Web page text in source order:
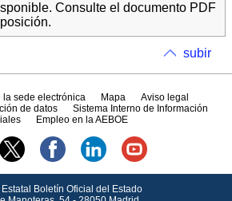
Consulte el documento PDF
subir
la sede electrónica Mapa
Aviso legal
de datos
Sistema Interno de Información
Empleo en la AEBOE
Boletín Oficial del Estado